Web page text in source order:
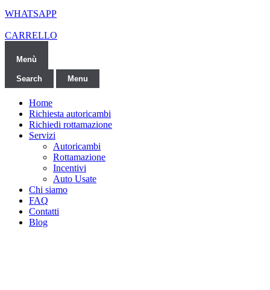
WHATSAPP
CARRELLO
Menù
Search Menu
Home
Richiesta autoricambi
Richiedi rottamazione
Servizi
Autoricambi
Rottamazione
Incentivi
Auto Usate
Chi siamo
FAQ
Contatti
Blog